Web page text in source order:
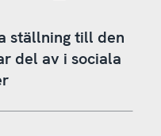
ställning till den
del av i sociala